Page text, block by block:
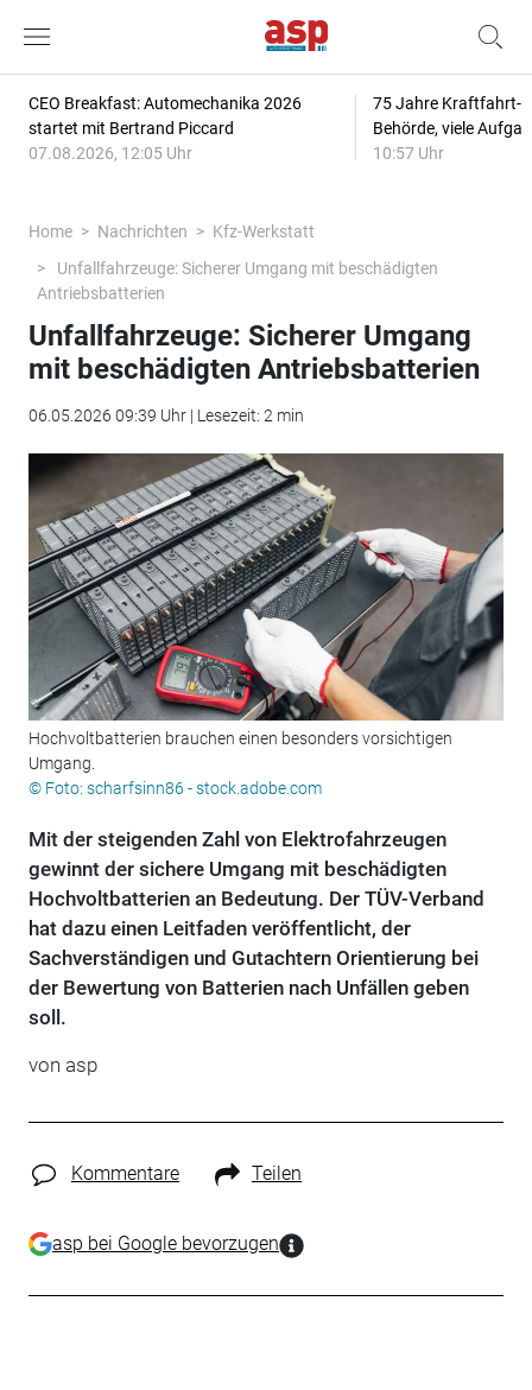
CEO Breakfast: Automechanika 2026
startet mit Bertrand Piccard
07.08.2026, 12:05 Uhr
75 Jahre Kraftfahrt-
Behörde, viele
10:57 Uhr
Home Nachrichten
Kfz-Werkstatt
Unfallfahrzeuge: Sicherer Umgang mit beschädigten
Antriebsbatterien
Unfallfahrzeuge: Sicherer Umgang
mit beschädigten Antriebsbatterien
06.05.2026 09:39 Uhr | Lesezeit: 2 min
Hochvoltbatterien brauchen einen besonders vorsichtigen
Umgang.
© Foto: scharfsinn86 - stock.adobe.com
Mit der steigenden Zahl von Elektrofahrzeugen
gewinnt der sichere Umgang mit beschädigten
Hochvoltbatterien an Bedeutung. Der TÜV-Verband
hat dazu einen Leitfaden veröffentlicht, der
Sachverständigen und Gutachtern Orientierung bei
der Bewertung von Batterien nach Unfällen geben
soll.
von asp
Kommentare Teilen
asp bei Google bevorzugen